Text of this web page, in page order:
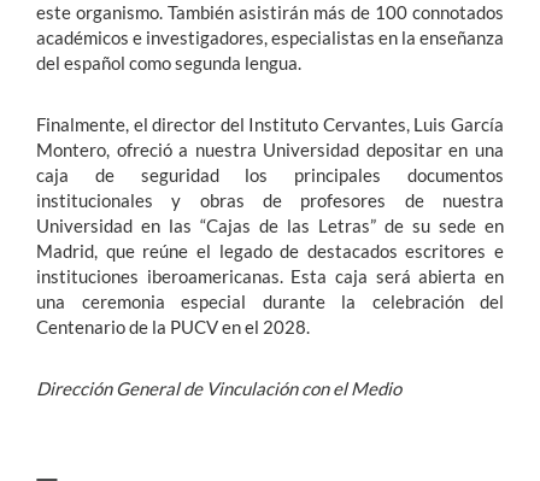
este organismo. También asistirán más de 100 connotados
académicos e investigadores, especialistas en la enseñanza
del español como segunda lengua.
Finalmente, el director del Instituto Cervantes, Luis García
Montero, ofreció a nuestra Universidad depositar en una
caja de seguridad los principales documentos
institucionales y obras de profesores de nuestra
Universidad en las “Cajas de las Letras” de su sede en
Madrid, que reúne el legado de destacados escritores e
instituciones iberoamericanas. Esta caja será abierta en
una ceremonia especial durante la celebración del
Centenario de la PUCV en el 2028.
Dirección General de Vinculación con el Medio